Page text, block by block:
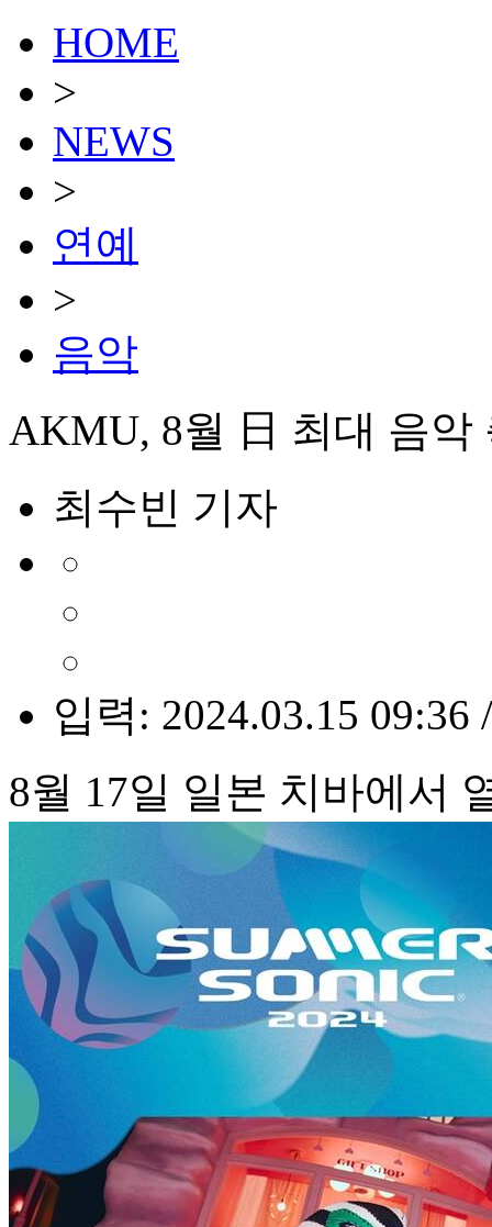
HOME
>
NEWS
>
연예
>
음악
AKMU, 8월 日 최대 음악
최수빈 기자
입력: 2024.03.15 09:36
8월 17일 일본 치바에서